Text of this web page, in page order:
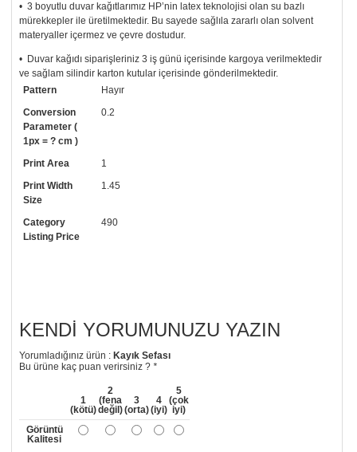
• 3 boyutlu duvar kağıtlarımız HP’nin latex teknolojisi olan su bazlı
mürekkepler ile üretilmektedir. Bu sayede sağlıla zararlı olan solvent
materyaller içermez ve çevre dostudur.
• Duvar kağıdı siparişleriniz 3 iş günü içerisinde kargoya verilmektedir
ve sağlam silindir karton kutular içerisinde gönderilmektedir.
• Tutkalınız, siparişiniz ile birlikte ücretsiz olarak gönderilecektir.
Uygulaması standart duvar kağıdı ile aynıdır. Siparişiniz ile birlikte
uygulama kılavuzu da gönderilecektir.
arayıp talebinizi iletebilirsiniz.
• Görselde düzenleme yaptırmak istiyorsanız yine bize telefon
numaramızdan ulaşabilirsiniz.
Pattern
Hayır
Conversion
Parameter (
1px = ? cm )
0.2
Print Area
1
Print Width
Size
1.45
Category
Listing Price
490
KENDI YORUMUNUZU YAZIN
Yorumladığınız ürün : Kayık Sefası
Bu ürüne kaç puan verirsiniz ?*
1
(kötü)
2
(fena
değil)
3
(orta)
4
(iyi)
5
(çok
iyi)
Görüntü
Kalitesi